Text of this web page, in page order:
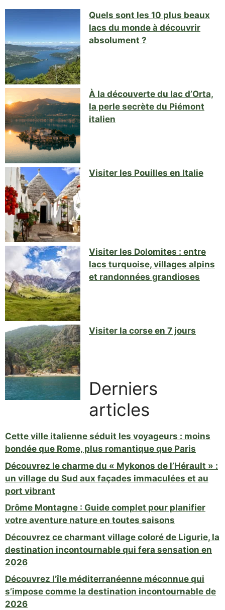
Quels sont les 10 plus beaux
lacs du monde à découvrir
absolument ?
À la découverte du lac d’Orta,
la perle secrète du Piémont
italien
Visiter les Pouilles en Italie
Visiter les Dolomites : entre
lacs turquoise, villages alpins
et randonnées grandioses
Visiter la corse en 7 jours
Derniers
articles
Cette ville italienne séduit les voyageurs : moins
bondée que Rome, plus romantique que Paris
Découvrez le charme du « Mykonos de l’Hérault » :
un village du Sud aux façades immaculées et au
port vibrant
Drôme Montagne : Guide complet pour planifier
votre aventure nature en toutes saisons
Découvrez ce charmant village coloré de Ligurie, la
destination incontournable qui fera sensation en
2026
Découvrez l’île méditerranéenne méconnue qui
s’impose comme la destination incontournable de
2026